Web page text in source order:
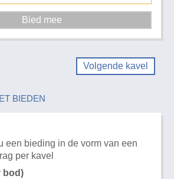
Volgende kavel
BIEDEN
een bieding in de vorm van een
per kavel
bod)